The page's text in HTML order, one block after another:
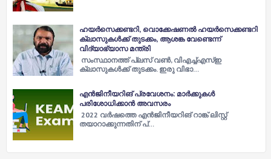
ഹയർസെക്കണ്ടറി, വൊക്കേഷണൽ ഹയർസെക്കണ്ടറി
ക്ലാസുകൾക്ക് തുടക്കം, ആശങ്ക വേണ്ടെന്ന്
വിദ്യാഭ്യാസ മന്ത്രി
സംസ്ഥാനത്ത് പ്ലസ് വൺ, വിഎച്ച്എസ്ഇ
ക്ലാസുകൾക്ക് തുടക്കം. ഇരു വിഭാ…
എന്‍ജിനീയറിങ് പ്രവേശനം: മാര്‍ക്കുകള്‍
പരിശോധിക്കാന്‍ അവസരം
2022 വര്‍ഷത്തെ എന്‍ജിനീയറിങ് റാങ്ക് ലിസ്റ്റ്
തയാറാക്കുന്നതിന് പ്…